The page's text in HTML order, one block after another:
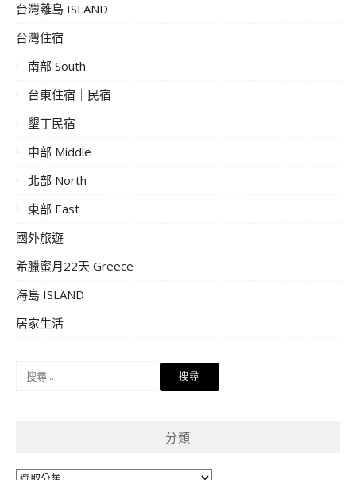
台灣離島 ISLAND
台灣住宿
南部 South
台東住宿｜民宿
墾丁民宿
中部 Middle
北部 North
東部 East
國外旅遊
希臘蜜月22天 Greece
海島 ISLAND
居家生活
分類
分